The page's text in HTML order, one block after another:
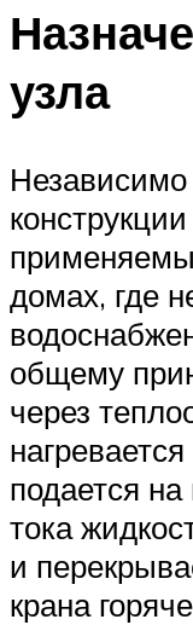
узла
Независимо
домах, где
общему
через
подается
тока
и
крана